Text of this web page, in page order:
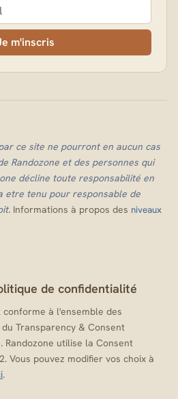
m'inscris
ce site ne pourront en aucun cas
Randozone et des personnes qui
décline toute responsabilité en
etre tenu pour responsable de
Informations à propos des niveaux
de confidentialité
à l'ensemble des
Transparency & Consent
Randozone utilise la Consent
Vous pouvez modifier vos choix à
.